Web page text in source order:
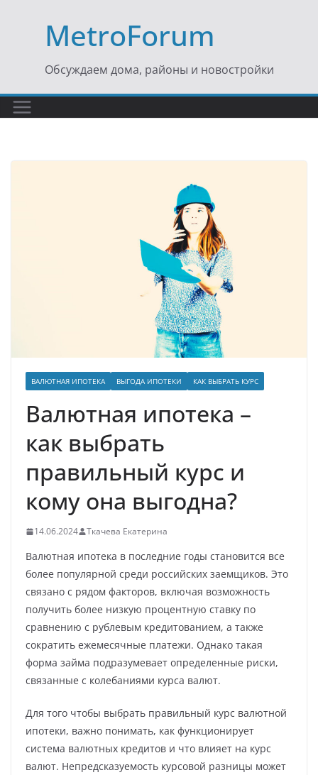
содержимомуMetroForum
Обсуждаем дома, районы и новостройки
ВАЛЮТНАЯ ИПОТЕКА ВЫГОДА ИПОТЕКИ КАК ВЫБРАТЬ КУРС
Валютная ипотека –
как выбрать
правильный курс и
кому она выгодна?
14.06.2024 Ткачева Екатерина
Валютная ипотека в последние годы становится все
более популярной среди российских заемщиков. Это
связано с рядом факторов, включая возможность
получить более низкую процентную ставку по
сравнению с рублевым кредитованием, а также
сократить ежемесячные платежи. Однако такая
форма займа подразумевает определенные риски,
связанные с колебаниями курса валют.
Для того чтобы выбрать правильный курс валютной
ипотеки, важно понимать, как функционирует
система валютных кредитов и что влияет на курс
валют. Непредсказуемость курсовой разницы может